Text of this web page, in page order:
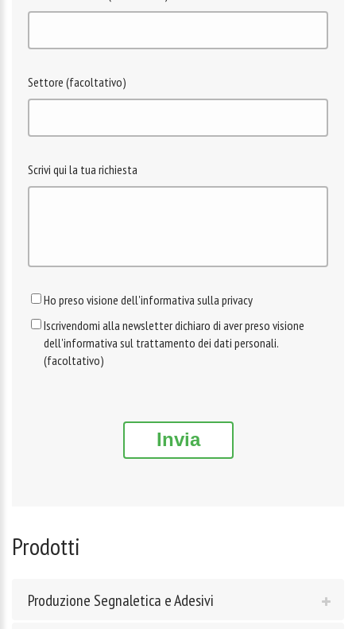
Settore (facoltativo)
Scrivi qui la tua richiesta
Ho preso visione dell'informativa sulla privacy
Iscrivendomi alla newsletter dichiaro di aver preso visione
dell'informativa sul trattamento dei dati personali.
(facoltativo)
Invia
Prodotti
Produzione Segnaletica e Adesivi